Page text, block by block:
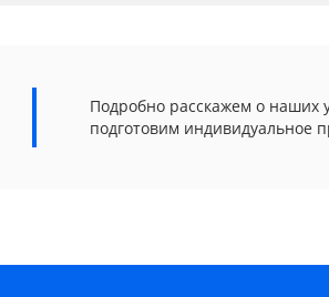
Подробно расскажем о наших
подготовим индивидуальное